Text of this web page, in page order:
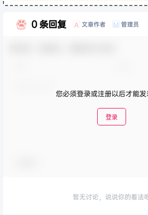
0 条回复 A 文章作者 M 管理员
您必须登录或注册以后才能
登录
暂无讨论，说说你的看法